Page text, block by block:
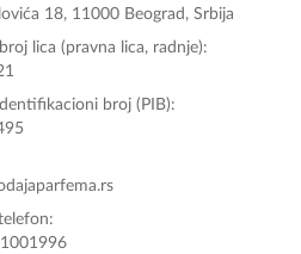
18, 11000 Beograd, Srbija
lica (pravna lica, radnje):
broj (PIB):